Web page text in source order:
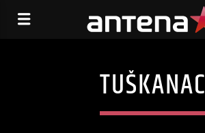
TUŠKANAC